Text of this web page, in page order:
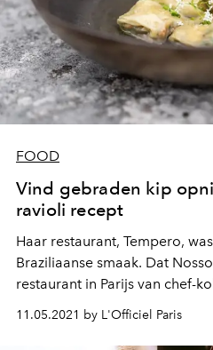
FOOD
Vind gebraden kip
ravioli recept
Haar restaurant, Tempero,
Braziliaanse smaak. Dat
restaurant in Parijs van chef-
Gomes, maakt ons dus
Tot die tijd biedt ze ons een
11.05.2021 by L'Officiel Paris